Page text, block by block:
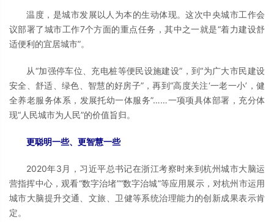
温度，是城市发展以人为本的生动体现。这次中央城市工作会
议部署了城市工作7个方面的重点任务，其中之一就是“着力建设舒
适便利的宜居城市”。
从“加强停车位、充电桩等便民设施建设”，到“为广大市民建设
安全、舒适、绿色、智慧的好房子”，再到“高度关注‘一老一小’，健
全养老服务体系，发展托幼一体服务”……一项项具体部署，充分体
现“人民城市为人民”的价值旨归。
更聪明一些、更智慧一些
2020年3月，习近平总书记在浙江考察时来到杭州城市大脑运
营指挥中心，观看“数字治堵”“数字治城”等应用展示，对杭州市运用
城市大脑提升交通、文旅、卫健等系统治理能力的创新成果表示肯
定。